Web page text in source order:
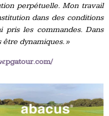
perpétuelle. Mon travail
dans des conditions
pris les commandes. Dans
dynamiques. »